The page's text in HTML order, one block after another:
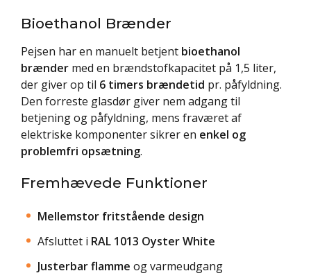
Bioethanol Brænder
Pejsen har en manuelt betjent bioethanol
brænder med en brændstofkapacitet på 1,5 liter,
der giver op til 6 timers brændetid pr. påfyldning.
Den forreste glasdør giver nem adgang til
betjening og påfyldning, mens fraværet af
elektriske komponenter sikrer en enkel og
problemfri opsætning.
Fremhævede Funktioner
Mellemstor fritstående design
Afsluttet i RAL 1013 Oyster White
Justerbar flamme og varmeudgang